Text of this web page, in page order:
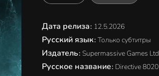
Дата релиза: 12.5.2026
Русский язык: Только субтитры
Издатель: Supermassive Games Ltd
Русское название: Directive 8020